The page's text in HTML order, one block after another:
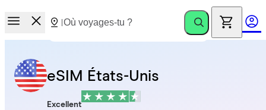
eSIM États-Unis
Excellent